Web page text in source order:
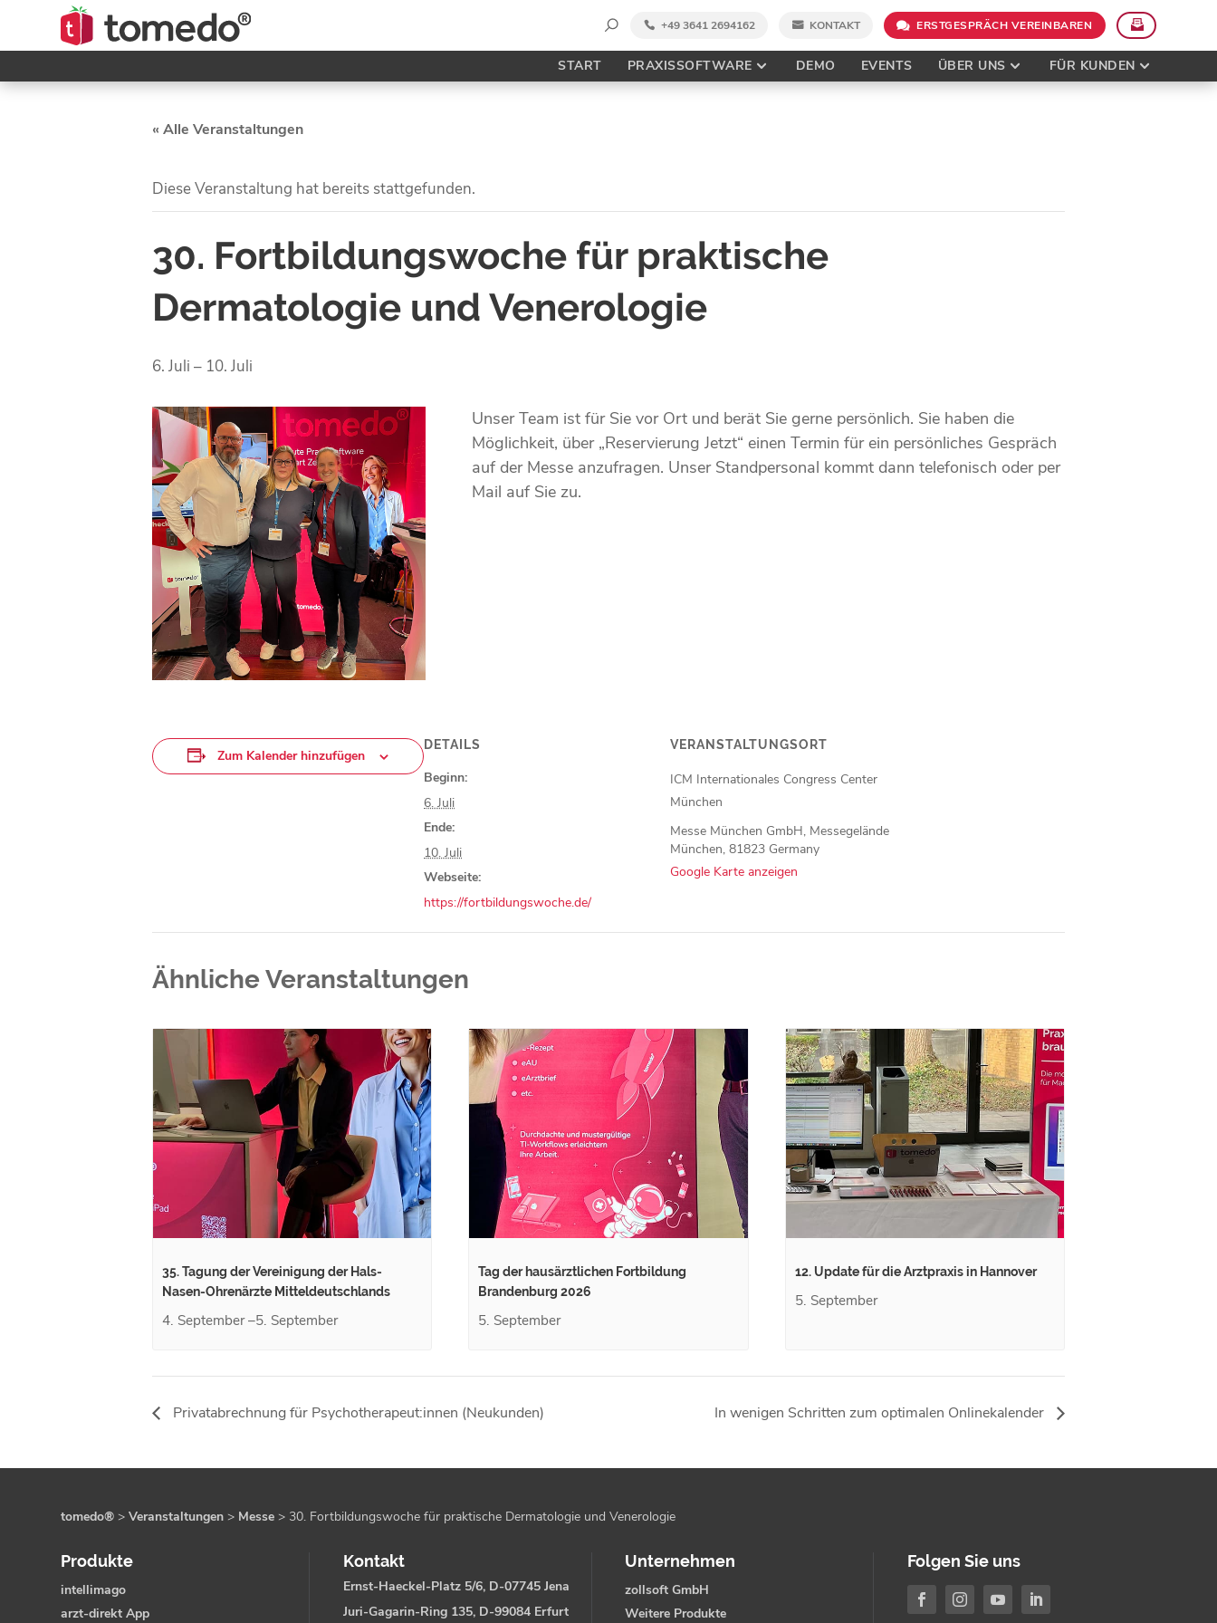
Suche
nach:
+49 3641 2694162 KONTAKT ERSTGESPRÄCH VEREINBAREN
START PRAXISSOFTWARE DEMO EVENTS ÜBER UNS FÜR KUNDEN
« Alle Veranstaltungen
Diese Veranstaltung hat bereits stattgefunden.
30. Fortbildungswoche für praktische
Dermatologie und Venerologie
6. Juli – 10. Juli
Unser Team ist für Sie vor Ort und berät Sie gerne persönlich. Sie haben die
Möglichkeit, über „Reservierung Jetzt“ einen Termin für ein persönliches Gespräch
auf der Messe anzufragen. Unser Standpersonal kommt dann telefonisch oder per
Mail auf Sie zu.
Zum Kalender hinzufügen
DETAILS
Beginn:
6. Juli
Ende:
10. Juli
Webseite:
https://fortbildungswoche.de/
VERANSTALTUNGSORT
ICM Internationales Congress Center
München
Messe München GmbH, Messegelände
München, 81823 Germany
Google Karte anzeigen
Ähnliche Veranstaltungen
35. Tagung der Vereinigung der Hals-
Nasen-Ohrenärzte Mitteldeutschlands
4. September –5. September
Tag der hausärztlichen Fortbildung
Brandenburg 2026
5. September
12. Update für die Arztpraxis in Hannover
5. September
Privatabrechnung für Psychotherapeut:innen (Neukunden) In wenigen Schritten zum optimalen Onlinekalender
tomedo® >Veranstaltungen > Messe > 30. Fortbildungswoche für praktische Dermatologie und Venerologie
Produkte
intellimago
arzt-direkt App
Kontakt
Ernst-Haeckel-Platz 5/6, D-07745 Jena
Juri-Gagarin-Ring 135, D-99084 Erfurt
Unternehmen
zollsoft GmbH
Weitere Produkte
Folgen Sie uns
   